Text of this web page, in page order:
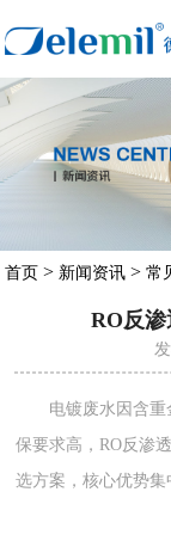
首页 > 新闻资讯 >常
RO反
电镀废水因含重
保要求高，RO反渗
选方案，核心优势集